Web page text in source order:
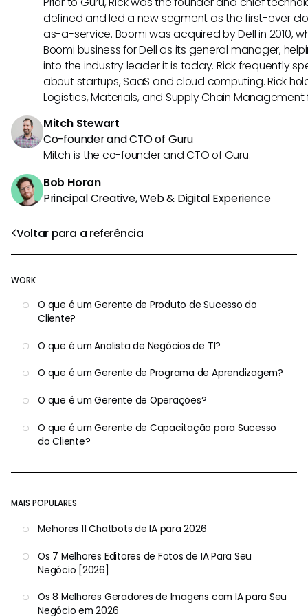
Voltar para a referência
WORK
O que é um Gerente de Produto de Sucesso do
Cliente?
O que é um Analista de Negócios de TI?
O que é um Gerente de Programa de Aprendizagem?
O que é um Gerente de Operações?
O que é um Gerente de Capacitação para Sucesso
do Cliente?
MAIS POPULARES
Melhores 11 Chatbots de IA para 2026
Os 7 Melhores Editores de Fotos de IA Para Seu
Negócio [2026]
Os 8 Melhores Geradores de Imagens com IA para Seu
Negócio em 2026
defined and led a new segment as the first-ever
as-a-service. Boomi was acquired by Dell in 2010,
Boomi business for Dell as its general manager,
into the industry leader it is today. Rick frequently
about startups, SaaS and cloud computing. Rick
Logistics, Materials, and Supply Chain Management
Mitch Stewart
Co-founder and CTO of Guru
Mitch is the co-founder and CTO of Guru.
Bob Horan
Principal Creative, Web & Digital Experience